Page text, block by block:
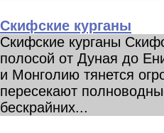
Скифские курганы
Скифские курганы
полосой от Дуная до
и Монголию тянется
пересекают
бескрайних...